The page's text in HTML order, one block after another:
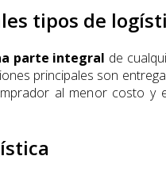
tipos de
parte integral de
principales son
al menor costo y